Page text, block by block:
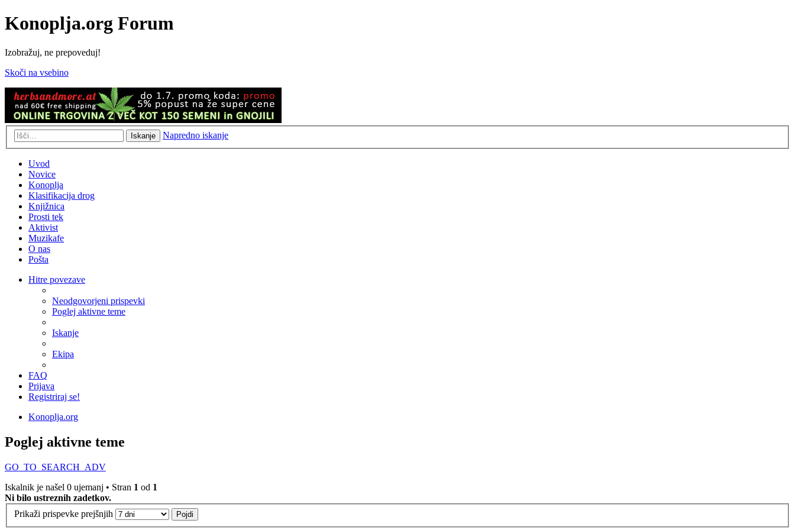
Konoplja.org Forum
Izobražuj, ne prepoveduj!
Skoči na vsebino
Iskanje Napredno iskanje
Uvod
Novice
Konoplja
Klasifikacija drog
Knjižnica
Prosti tek
Aktivist
Muzikafe
O nas
Pošta
Hitre povezave
Neodgovorjeni prispevki
Poglej aktivne teme
Iskanje
Ekipa
FAQ
Prijava
Registriraj se!
Konoplja.org
Poglej aktivne teme
GO_TO_SEARCH_ADV
Iskalnik je našel 0 ujemanj • Stran 1 od 1
Ni bilo ustreznih zadetkov.
Prikaži prispevke prejšnjih